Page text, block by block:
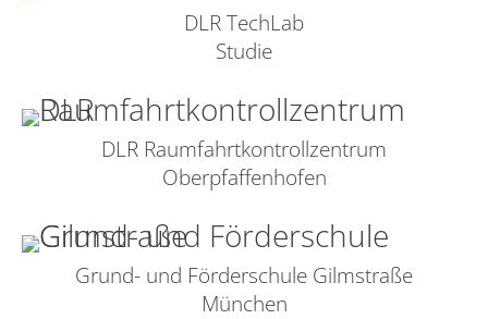
DLR TechLab
Studie
DLR Raumfahrtkontrollzentrum
Oberpfaffenhofen
Grund- und Förderschule Gilmstraße
München